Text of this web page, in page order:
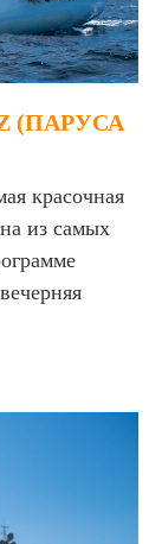
(ПАРУСА
красочная
из самых